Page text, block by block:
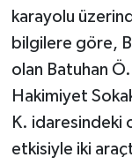
karayolu
bilgilere göre,
olan Batuhan
Hakimiyet
K. idaresindeki
etkisiyle iki